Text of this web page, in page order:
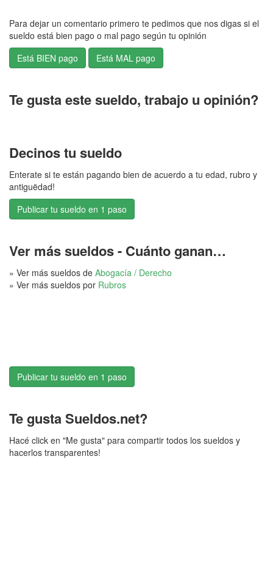
Para dejar un comentario primero te pedimos que nos digas si el
sueldo está bien pago o mal pago según tu opinión
Te gusta este sueldo, trabajo u opinión?
Decinos tu sueldo
Enterate si te están pagando bien de acuerdo a tu edad, rubro y
antiguëdad!
Publicar tu sueldo en 1 paso
Ver más sueldos - Cuánto ganan…
» Ver más sueldos de Abogacía / Derecho
» Ver más sueldos por Rubros
Publicar tu sueldo en 1 paso
Te gusta Sueldos.net?
Hacé click en "Me gusta" para compartir todos los sueldos y
hacerlos transparentes!